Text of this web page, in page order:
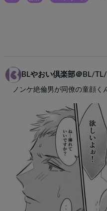
BLやおい倶楽部＠BL/
ノンケ絶倫男が同僚の童顔く